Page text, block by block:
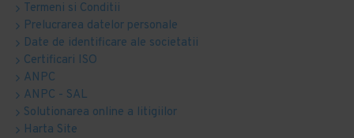
Termeni si Conditii
Prelucrarea datelor personale
Date de identificare ale societatii
Certificari ISO
ANPC
ANPC - SAL
Solutionarea online a litigiilor
Harta Site